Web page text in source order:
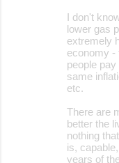
I don't
lower gas
extremely
economy -
people
same
etc.
There are
better the
nothing
is,
years of